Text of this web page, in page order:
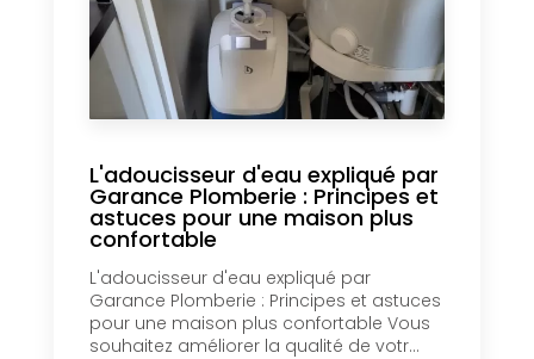
L'adoucisseur d'eau expliqué par
Garance Plomberie : Principes et
astuces pour une maison plus
confortable
L'adoucisseur d'eau expliqué par
Garance Plomberie : Principes et astuces
pour une maison plus confortable Vous
souhaitez améliorer la qualité de votr...